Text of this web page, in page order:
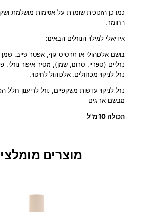
ט
י
ל
י
0
כמו כן הזכוכית שומרת על אטימות מושלמת
החומר.
אידיאלי למילוי הנוזלים הבאים:
בושם אלכוהולי או תרסיס גוף, אפטר שייב, שמן
נוזליים (ספריי, סרום, שמן), מסיר איפור
נוזל לניקוי מכחולים, אלכוהול לחיטוי,
נוזל לניקוי עדשות משקפיים, נוזל לריענון חלל
מבשם אריגים
תכולה 10 מ"ל
מוצרים